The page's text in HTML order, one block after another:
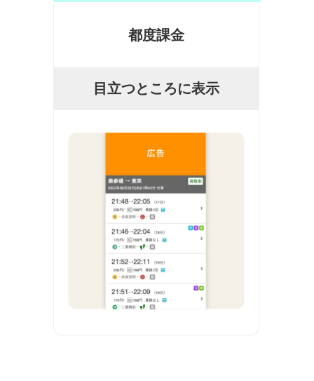
都度課金
目立つところに表示